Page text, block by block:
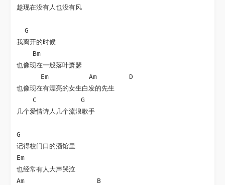
趁现在没有人也没有风
  G
我离开的时候
    Bm
也像现在一般落叶萧瑟
      Em          Am        D
也像现在有漂亮的女生白发的先生
    C           G
几个爱情诗人几个流浪歌手
G
记得校门口的酒馆里
Em
也经常有人大声哭泣
Am                  B